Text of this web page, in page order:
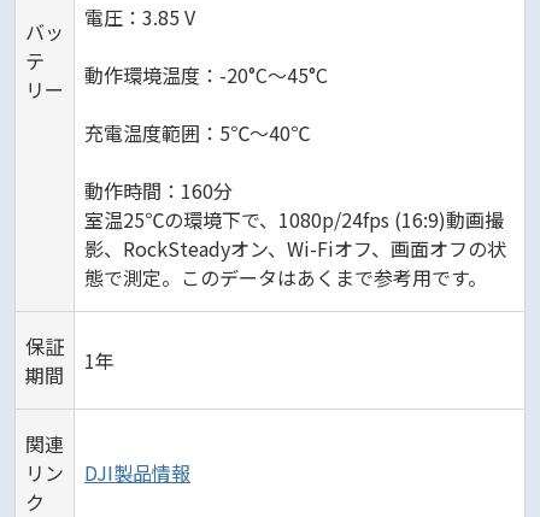
バッ
テ
リー
電圧：3.85 V
動作環境温度：-20°C～45°C
充電温度範囲：5℃～40℃
動作時間：160分
室温25℃の環境下で、1080p/24fps (16:9)動画撮
影、RockSteadyオン、Wi-Fiオフ、画面オフの状
態で測定。このデータはあくまで参考用です。
保証
期間
1年
関連
リン
ク
DJI製品情報